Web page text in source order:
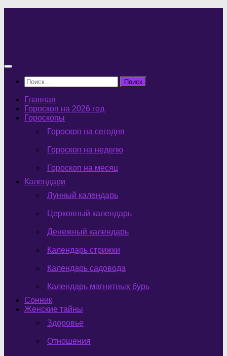
Найти:
Главная
Гороскоп на 2026 год
Гороскопы
Гороскоп на сегодня
Гороскоп на неделю
Гороскоп на месяц
Календари
Лунный календарь
Церковный календарь
Денежный календарь
Календарь стрижки
Календарь садовода
Календарь магнитных бурь
Сонник
Женские тайны
Здоровье
Отношения